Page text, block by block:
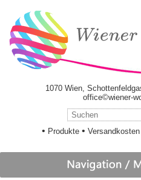
1070 Wien,
office©wiener-
• Produkte •Versandkosten